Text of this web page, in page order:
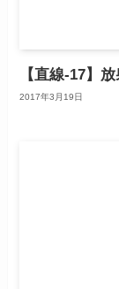
【直線-17】
2017年3月19日